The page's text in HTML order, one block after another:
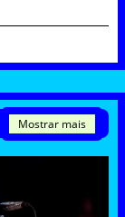
Mostrar mais